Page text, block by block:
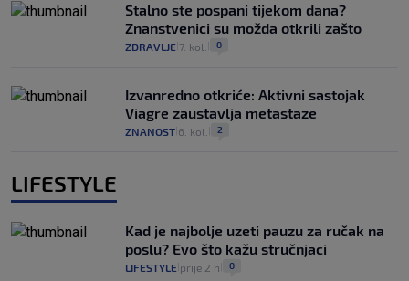
Stalno ste pospani tijekom dana?
Znanstvenici su možda otkrili zašto
ZDRAVLJE 7. kol. 0
Izvanredno otkriće: Aktivni sastojak
Viagre zaustavlja metastaze
ZNANOST 6. kol. 2
LIFESTYLE
Kad je najbolje uzeti pauzu za ručak na
poslu? Evo što kažu stručnjaci
LIFESTYLE prije 2 h 0